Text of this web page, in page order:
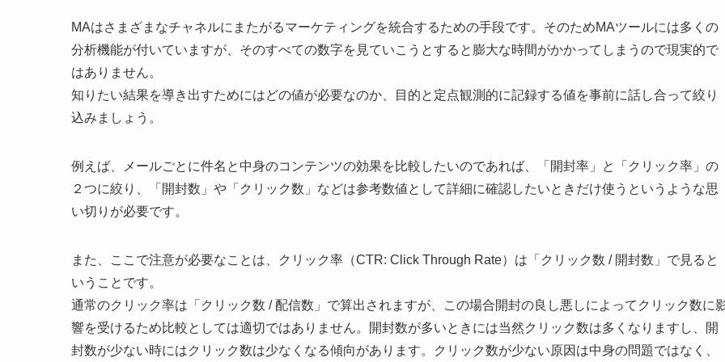
MAはさまざまなチャネルにまたがるマーケティングを統合するための手段です。そのためMAツールには多くの
分析機能が付いていますが、そのすべての数字を見ていこうとすると膨大な時間がかかってしまうので現実的で
はありません。
知りたい結果を導き出すためにはどの値が必要なのか、目的と定点観測的に記録する値を事前に話し合って絞り
込みましょう。
例えば、メールごとに件名と中身のコンテンツの効果を比較したいのであれば、「開封率」と「クリック率」の
２つに絞り、「開封数」や「クリック数」などは参考数値として詳細に確認したいときだけ使うというような思
い切りが必要です。
また、ここで注意が必要なことは、クリック率（CTR: Click Through Rate）は「クリック数 / 開封数」で見ると
いうことです。
通常のクリック率は「クリック数 / 配信数」で算出されますが、この場合開封の良し悪しによってクリック数に
響を受けるため比較としては適切ではありません。開封数が多いときには当然クリック数は多くなりますし、開
封数が少ない時にはクリック数は少なくなる傾向があります。クリック数が少ない原因は中身の問題ではなく、